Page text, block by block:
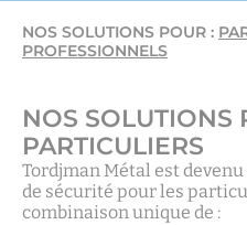
NOS SOLUTIONS POUR :
PROFESSIONNELS
NOS SOLUTIONS
PARTICULIERS
Tordjman Métal est
de sécurité pour les
combinaison unique de :